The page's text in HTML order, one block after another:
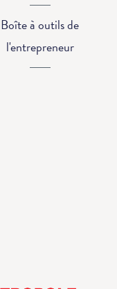
Boîte à outils de
l'entrepreneur